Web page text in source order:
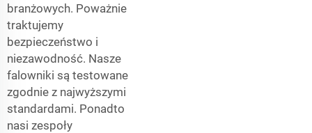
branżowych. Poważnie
traktujemy
bezpieczeństwo i
niezawodność. Nasze
falowniki są testowane
zgodnie z najwyższymi
standardami. Ponadto
nasi zespoły